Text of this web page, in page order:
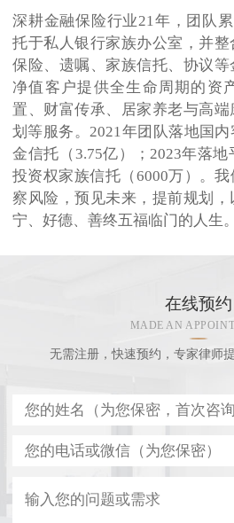
深耕金融保险行业21年，团队
托于私人银行家族办公室，并
保险、遗嘱、家族信托、协议
净值客户提供全生命周期的资
置、财富传承、居家养老与高
划等服务。2021年团队落地国
金信托（3.75亿）；2023年落
投资权家族信托（6000万）。
察风险，预见未来，提前规划
宁、好德、善终五福临门的人生。
在线预约
MADE AN
无需注册，快速预约，专家律师